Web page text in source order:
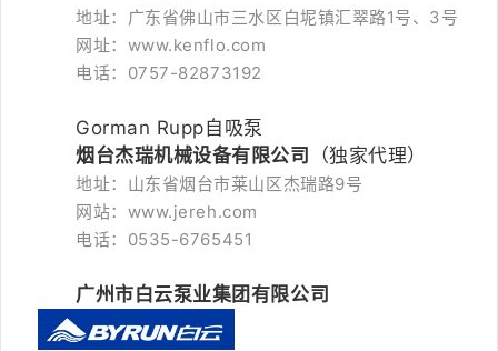
地址：广东省佛山市三水区白坭镇汇翠路1号、3号
网址：www.kenflo.com
电话：0757-82873192
Gorman Rupp自吸泵
烟台杰瑞机械设备有限公司
（独家代理）
地址：山东省烟台市莱山区杰瑞路9号
网站：www.jereh.com
电话：0535-6765451
广州市白云泵业集团有限公司